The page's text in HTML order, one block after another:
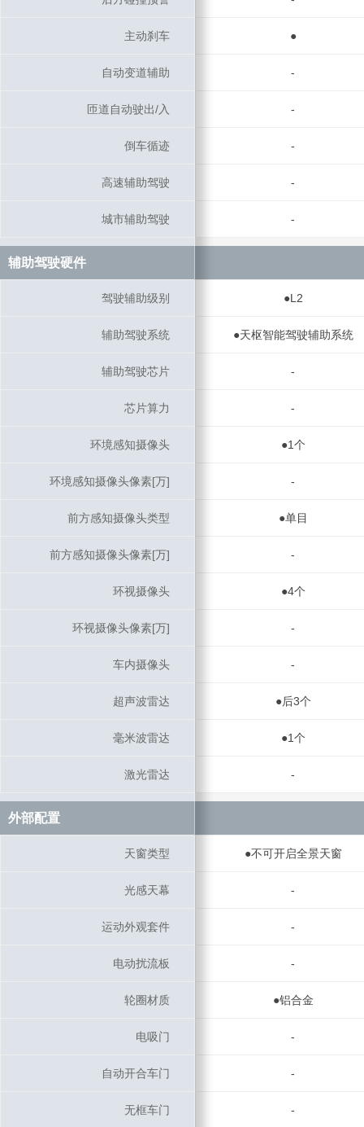
主动刹车 ●
自动变道辅助 -
匝道自动驶出/入 -
倒车循迹 -
高速辅助驾驶 -
城市辅助驾驶 -
辅助驾驶硬件
驾驶辅助级别 ●L2
辅助驾驶系统 ●天枢智能驾驶辅助系统
辅助驾驶芯片 -
芯片算力 -
环境感知摄像头 ●1个
环境感知摄像头像素[万] -
前方感知摄像头类型 ●单目
前方感知摄像头像素[万] -
环视摄像头 ●4个
环视摄像头像素[万] -
车内摄像头 -
超声波雷达 ●后3个
毫米波雷达 ●1个
激光雷达 -
外部配置
天窗类型 ●不可开启全景天窗
光感天幕 -
运动外观套件 -
电动扰流板 -
轮圈材质 ●铝合金
电吸门 -
自动开合车门 -
无框车门 -
主动刹车
自动变道辅助
匝道自动驶出/入
倒车循迹
高速辅助驾驶
城市辅助驾驶
辅助驾驶硬件
驾驶辅助级别
辅助驾驶系统
辅助驾驶芯片
芯片算力
环境感知摄像头
环境感知摄像头像素[万]
前方感知摄像头类型
前方感知摄像头像素[万]
环视摄像头
环视摄像头像素[万]
车内摄像头
超声波雷达
毫米波雷达
激光雷达
外部配置
天窗类型
光感天幕
运动外观套件
电动扰流板
轮圈材质
电吸门
自动开合车门
无框车门